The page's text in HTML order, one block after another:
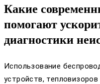
Какие
помогают
диагностики
Использование
устройств,